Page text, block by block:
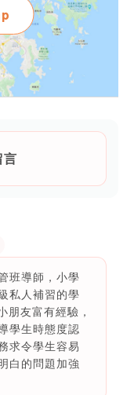
言
班導師，小學
私人補習的學
朋友富有經驗，
學生時態度認
求令學生容易
白的問題加強